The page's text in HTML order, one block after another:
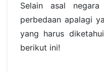
Selain asal
perbedaan apalagi
yang harus
berikut ini!